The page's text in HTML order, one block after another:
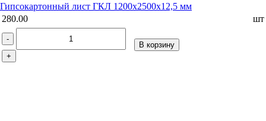
Гипсокартонный лист ГКЛ 1200х2500х12,5 мм
280.00
шт
-
+
В корзину